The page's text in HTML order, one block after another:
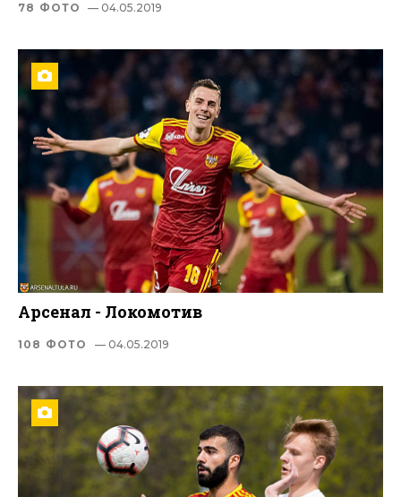
78 ФОТО — 04.05.2019
Арсенал - Локомотив
108 ФОТО — 04.05.2019